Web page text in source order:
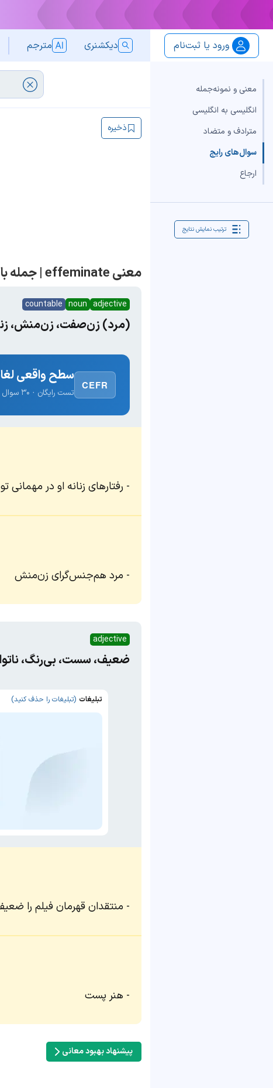
ورود یا ثبت‌نام دیکشنری مترجم
معنی و نمونه‌جمله
انگلیسی به انگلیسی
مترادف و متضاد
سوال‌های رایج
ارجاع
ترتیب نمایش نتایج
ذخیره
معنی effeminate | جمله با effeminate
adjective
noun
countable
(مرد) زن‌صفت، زن‌منش،
CEFR
سطح واقعی
تست رایگان · ۳۰ سوال · نتیجه فوری
رفتارهای زنانه او در
مرد هم‌جنس‌گرای زن‌منش
adjective
ضعیف، سست، بی‌رنگ،
تبلیغات (تبلیغات را حذف کنید)
منتقدان قهرمان فیلم را
هنر پست
پیشنهاد بهبود معانی